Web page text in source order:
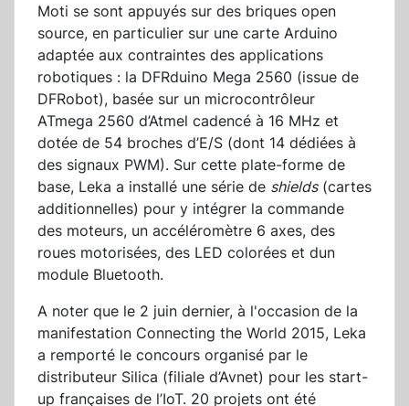
Moti se sont appuyés sur des briques open
source, en particulier sur une carte Arduino
adaptée aux contraintes des applications
robotiques : la DFRduino Mega 2560 (issue de
DFRobot), basée sur un microcontrôleur
ATmega 2560 d’Atmel cadencé à 16 MHz et
dotée de 54 broches d’E/S (dont 14 dédiées à
des signaux PWM). Sur cette plate-forme de
base, Leka a installé une série de shields(cartes
additionnelles) pour y intégrer la commande
des moteurs, un accéléromètre 6 axes, des
roues motorisées, des LED colorées et dun
module Bluetooth.
A noter que le 2 juin dernier, à l'occasion de la
manifestation Connecting the World 2015, Leka
a remporté le concours organisé par le
distributeur Silica (filiale d’Avnet) pour les start-
up françaises de l’IoT. 20 projets ont été